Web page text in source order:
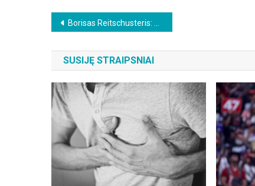
Beitragsnavigation
Borisas Reitschusteris: Gydytojas klastoja mirties liudijimus
SUSIJĘ STRAIPSNIAI